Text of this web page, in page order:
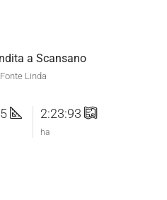
a Scansano
Linda
2:23:93
ha